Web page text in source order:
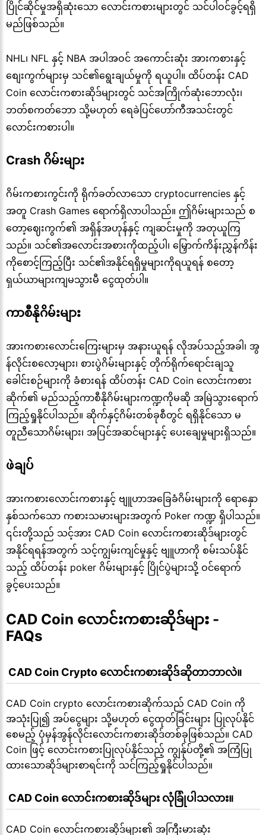
ပြိုင်ဆိုင်မှုအရှိဆုံးသော လောင်းကစားများတွင် သင်ပါဝင်ခွင့်ရရှိ
မည်ဖြစ်သည်။
NHL၊ NFL နှင့် NBA အပါအဝင် အကောင်းဆုံး အားကစားနှင့်
စျေးကွက်များမှ သင်၏ရွေးချယ်မှုကို ရယူပါ။ ထိပ်တန်း CAD
Coin လောင်းကစားဆိုဒ်များတွင် သင်အကြိုက်ဆုံးဘောလုံး၊
ဘတ်စကတ်ဘော သို့မဟုတ် ရေခဲပြင်ဟော်ကီအသင်းတွင်
လောင်းကစားပါ။
Crash ဂိမ်းများ
ဂိမ်းကစားကွင်းကို ရိုက်ခတ်လာသော cryptocurrencies နှင့်
အတူ Crash Games ရောက်ရှိလာပါသည်။ ဤဂိမ်းများသည် စ
တော့ဈေးကွက်၏ အရှိန်အဟုန်နှင့် ကျဆင်းမှုကို အတုယူကြ
သည်။ သင်၏အလောင်းအစားကိုထည့်ပါ၊ မြှောက်ကိန်းညွှန်ကိန်း
ကိုစောင့်ကြည့်ပြီး သင်၏အနိုင်ရရှိမှုများကိုရယူရန် စတော့
ရှယ်ယာများကျမသွားမီ ငွေထုတ်ပါ။
ကာစီနိုဂိမ်းများ
အားကစားလောင်းကြေးများမှ အနားယူရန် လိုအပ်သည့်အခါ၊ အွ
န်လိုင်းစလော့များ၊ စားပွဲဂိမ်းများနှင့် တိုက်ရိုက်ရောင်းချသူ
ခေါင်းစဉ်များကို ခံစားရန် ထိပ်တန်း CAD Coin လောင်းကစား
ဆိုက်၏ မည်သည့်ကာစီနိုဂိမ်းများကဏ္ဍကိုမဆို အမြဲသွားရောက်
ကြည့်ရှုနိုင်ပါသည်။ ဆိုက်နှင့်ဂိမ်းတစ်ခုစီတွင် ရရှိနိုင်သော မ
တူညီသောဂိမ်းများ၊ အပြင်အဆင်များနှင့် ပေးချေမှုများရှိသည်။
ဖဲချပ်
အားကစားလောင်းကစားနှင့် ဗျူဟာအခြေခံဂိမ်းများကို ရောနှော
နှစ်သက်သော ကစားသမားများအတွက် Poker ကဏ္ဍ ရှိပါသည်။
၎င်းတို့သည် သင့်အား CAD Coin လောင်းကစားဆိုဒ်များတွင်
အနိုင်ရရန်အတွက် သင့်ကျွမ်းကျင်မှုနှင့် ဗျူဟာကို စမ်းသပ်နိုင်
သည့် ထိပ်တန်း poker ဂိမ်းများနှင့် ပြိုင်ပွဲများသို့ ဝင်ရောက်
ခွင့်ပေးသည်။
CAD Coin လောင်းကစားဆိုဒ်များ -
FAQs
CAD Coin Crypto လောင်းကစားဆိုဒ်ဆိုတာဘာလဲ။
CAD Coin crypto လောင်းကစားဆိုက်သည် CAD Coin ကို
အသုံးပြု၍ အပ်ငွေများ သို့မဟုတ် ငွေထုတ်ခြင်းများ ပြုလုပ်နိုင်
စေမည့် ပုံမှန်အွန်လိုင်းလောင်းကစားဆိုဒ်တစ်ခုဖြစ်သည်။ CAD
Coin ဖြင့် လောင်းကစားပြုလုပ်နိုင်သည့် ကျွန်ုပ်တို့၏ အကြံပြု
ထားသောဆိုဒ်များစာရင်းကို သင်ကြည့်ရှုနိုင်ပါသည်။
CAD Coin လောင်းကစားဆိုဒ်များ လုံခြုံပါသလား။
CAD Coin လောင်းကစားဆိုဒ်များ၏ အကြီးမားဆုံး